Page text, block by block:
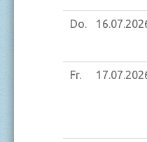
Do. 16.07.
Fr. 17.07.